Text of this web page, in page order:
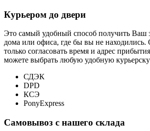
Курьером до двери
Это самый удобный способ получить Ваш
дома или офиса, где бы вы не находились.
только согласовать время и адрес
можете выбрать любую удобную
СДЭК
DPD
КСЭ
PonyExpress
Самовывоз с нашего склада